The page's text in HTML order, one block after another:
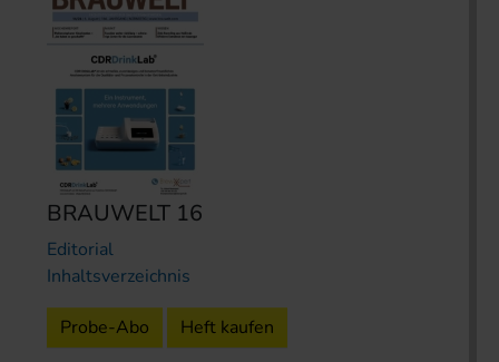
BRAUWELT 16
Editorial
Inhaltsverzeichnis
Probe-Abo Heft kaufen